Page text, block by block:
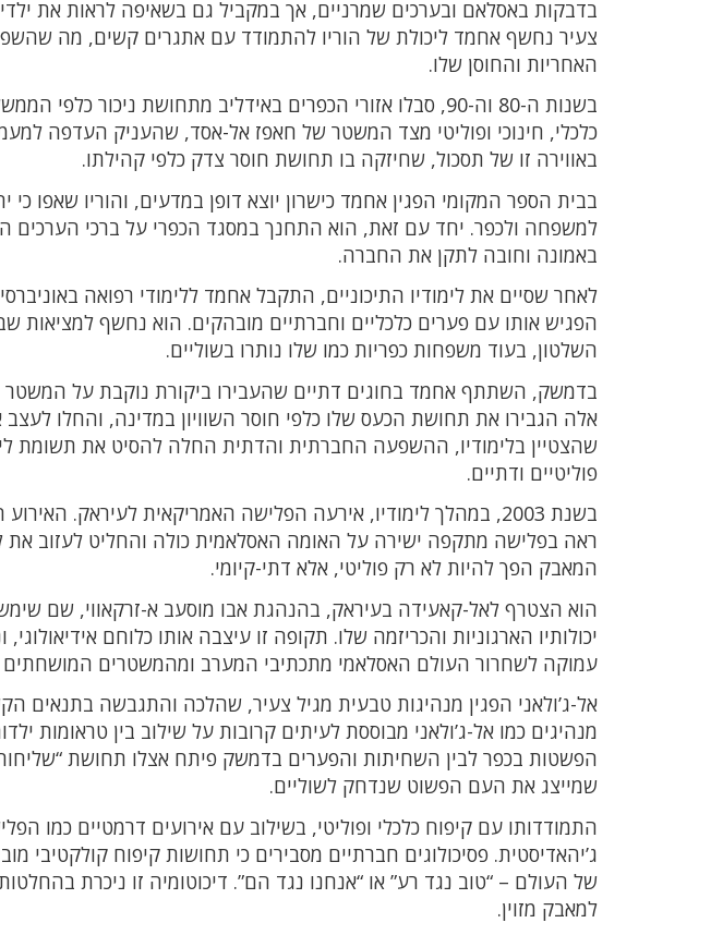
בדבקות באסלאם ובערכים שמרניים, אך במקביל גם בשאיפה לראות את
צעיר נחשף אחמד ליכולת של הוריו להתמודד עם אתגרים קשים, מה
האחריות והחוסן שלו.
בשנות ה-80 וה-90, סבלו אזורי הכפרים באידליב מתחושת ניכור
כלכלי, חינוכי ופוליטי מצד המשטר של חאפז אל-אסד, שהעניק העדפה
באווירה זו של תסכול, שחיזקה בו תחושת חוסר צדק כלפי קהילתו.
בבית הספר המקומי הפגין אחמד כישרון יוצא דופן במדעים, והוריו שאפו כי
למשפחה ולכפר. יחד עם זאת, הוא התחנך במסגד הכפרי על ברכי הערכים
באמונה וחובה לתקן את החברה.
לאחר שסיים את לימודיו התיכוניים, התקבל אחמד ללימודי רפואה
הפגיש אותו עם פערים כלכליים וחברתיים מובהקים. הוא נחשף למציאות
השלטון, בעוד משפחות כפריות כמו שלו נותרו בשוליים.
בדמשק, השתתף אחמד בחוגים דתיים שהעבירו ביקורת נוקבת על
אלה הגבירו את תחושת הכעס שלו כלפי חוסר השוויון במדינה, והחלו לעצב
שהצטיין בלימודיו, ההשפעה החברתית והדתית החלה להסיט את תשומת
פוליטיים ודתיים.
בשנת 2003, במהלך לימודיו, אירעה הפלישה האמריקאית לעיראק.
ראה בפלישה מתקפה ישירה על האומה האסלאמית כולה והחליט לעזוב את
המאבק הפך להיות לא רק פוליטי, אלא דתי-קיומי.
הוא הצטרף לאל-קאעידה בעיראק, בהנהגת אבו מוסעב א-זרקאווי, שם
יכולותיו הארגוניות והכריזמה שלו. תקופה זו עיצבה אותו כלוחם
עמוקה לשחרור העולם האסלאמי מתכתיבי המערב ומהמשטרים המושחתים
אל-ג’ולאני הפגין מנהיגות טבעית מגיל צעיר, שהלכה והתגבשה בתנאים
מנהיגים כמו אל-ג’ולאני מבוססת לעיתים קרובות על שילוב בין טראומות
הפשטות בכפר לבין השחיתות והפערים בדמשק פיתח אצלו תחושת
שמייצג את העם הפשוט שנדחק לשוליים.
התמודדותו עם קיפוח כלכלי ופוליטי, בשילוב עם אירועים דרמטיים כמו
ג’יהאדיסטית. פסיכולוגים חברתיים מסבירים כי תחושות קיפוח קולקטיבי
של העולם – “טוב נגד רע” או “אנחנו נגד הם”. דיכוטומיה זו ניכרת
למאבק מזוין.